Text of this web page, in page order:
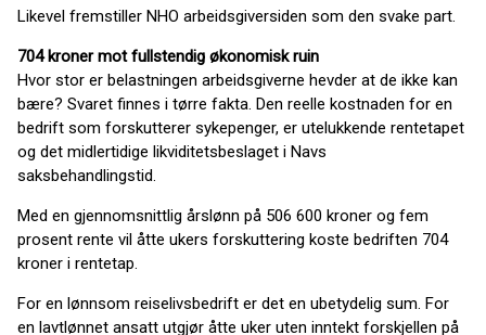
Likevel fremstiller NHO arbeidsgiversiden som den svake part.
704 kroner mot fullstendig økonomisk ruin
Hvor stor er belastningen arbeidsgiverne hevder at de ikke kan
bære? Svaret finnes i tørre fakta. Den reelle kostnaden for en
bedrift som forskutterer sykepenger, er utelukkende rentetapet
og det midlertidige likviditetsbeslaget i Navs
saksbehandlingstid.
Med en gjennomsnittlig årslønn på 506 600 kroner og fem
prosent rente vil åtte ukers forskuttering koste bedriften 704
kroner i rentetap.
For en lønnsom reiselivsbedrift er det en ubetydelig sum. For
en lavtlønnet ansatt utgjør åtte uker uten inntekt forskjellen på